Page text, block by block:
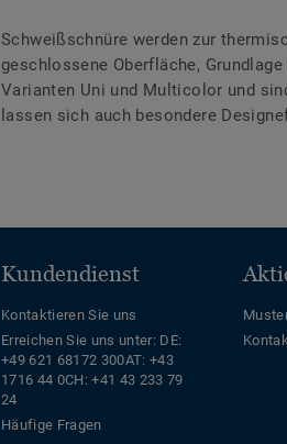
Schweißschnüre werden zur
geschlossene Oberfläche,
Varianten Uni und Multicolor und
lassen sich auch besondere
Kundendienst
Kontaktieren Sie uns
Erreichen Sie uns unter: DE:
+49 621 68172 300AT: +43
1716 44 0CH: +41 43 233 79
24
Häufige Fragen